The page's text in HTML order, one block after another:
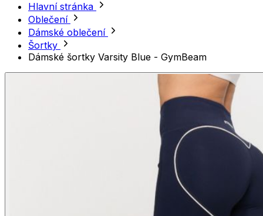
Hlavní stránka
Oblečení
Dámské oblečení
Šortky
Dámské šortky Varsity Blue - GymBeam